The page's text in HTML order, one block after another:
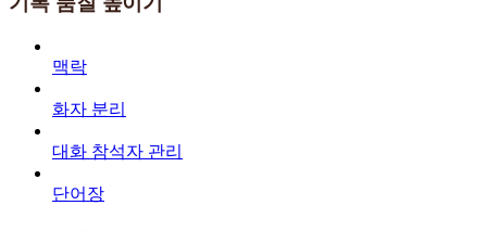
맥락
화자 분리
대화 참석자 관리
단어장